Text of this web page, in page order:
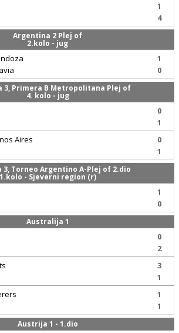
1
4
Argentina 2 Plej of
2.kolo - jug
1
0
3, Primera B Metropolitana Plej of
4. kolo - jug
0
1
Aires
0
1
Torneo Argentino A-Plej of 2.dio
1.kolo - Sjeverni region (r)
1
0
Australija 1
0
2
3
1
1
1
Austrija 1 - 1.dio